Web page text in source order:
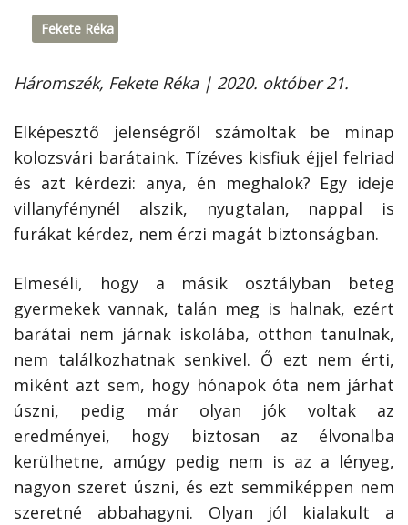
Fekete Réka
Háromszék, Fekete Réka | 2020. október 21.
Elképesztő jelenségről számoltak be minap
kolozsvári barátaink. Tízéves kisfiuk éjjel felriad
és azt kérdezi: anya, én meghalok? Egy ideje
villanyfénynél alszik, nyugtalan, nappal is
furákat kérdez, nem érzi magát biztonságban.
Elmeséli, hogy a másik osztályban beteg
gyermekek vannak, talán meg is halnak, ezért
barátai nem járnak iskolába, otthon tanulnak,
nem találkozhatnak senkivel. Ő ezt nem érti,
miként azt sem, hogy hónapok óta nem járhat
úszni, pedig már olyan jók voltak az
eredményei, hogy biztosan az élvonalba
kerülhetne, amúgy pedig nem is az a lényeg,
nagyon szeret úszni, és ezt semmiképpen nem
szeretné abbahagyni. Olyan jól kialakult a